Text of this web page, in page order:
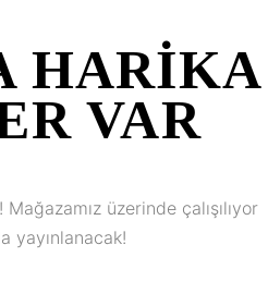
HARIKA
VAR
üzerinde çalışılıyor
yayınlanacak!